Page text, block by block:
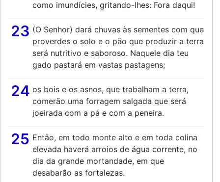
como imundícies, gritando-lhes: Fora daqui!
23 (O Senhor) dará chuvas às sementes com que
proverdes o solo e o pão que produzir a terra
será nutritivo e saboroso. Naquele dia teu
gado pastará em vastas pastagens;
24 os bois e os asnos, que trabalham a terra,
comerão uma forragem salgada que será
joeirada com a pá e com a peneira.
25 Então, em todo monte alto e em toda colina
elevada haverá arroios de água corrente, no
dia da grande mortandade, em que
desabarão as fortalezas.